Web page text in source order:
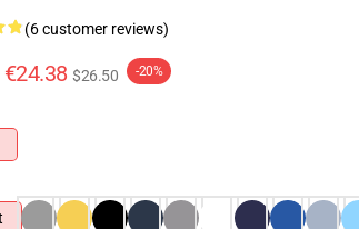
(6 customer reviews)
€24.38 $26.50 -20%